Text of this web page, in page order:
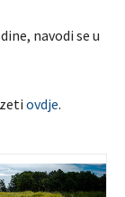
navodi se u
ovdje.